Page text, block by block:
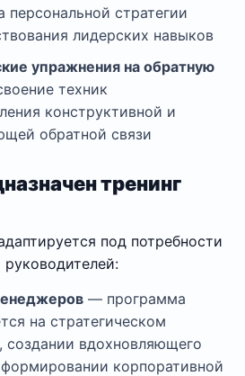
персональной стратегии
лидерских навыков
упражнения на обратную
техник
конструктивной и
обратной связи
тренинг
под потребности
— программа
на стратегическом
создании вдохновляющего
корпоративной